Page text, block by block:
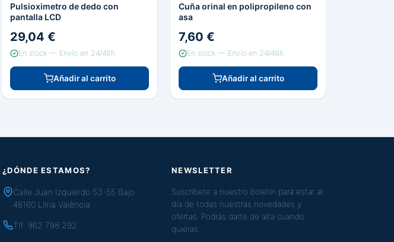
Pulsioximetro de dedo con
pantalla LCD
29,04 €
En stock — Envío en 24/48h
Añadir al carrito
Cuña orinal en polipropileno con
asa
7,60 €
En stock — Envío en 24/48h
Añadir al carrito
¿DÓNDE ESTAMOS?
Calle Juan Izquierdo 53-55 Bajo
46160 Lliria València
Tlf: 962 798 292
NEWSLETTER
Suscríbete a nuestro boletín para estar al
día de todas nuestras novedades y
ofertas. Podrás darte de alta cuando
quieras: